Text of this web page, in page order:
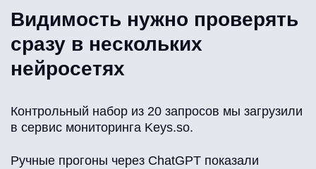
Видимость нужно проверять
сразу в нескольких
нейросетях
Контрольный набор из 20 запросов мы загрузили
в сервис мониторинга Keys.so.
Ручные прогоны через ChatGPT показали